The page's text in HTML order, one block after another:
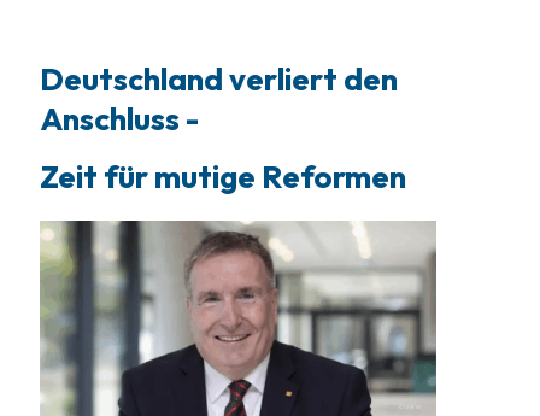
Deutschland verliert den
Anschluss -
Zeit für mutige Reformen